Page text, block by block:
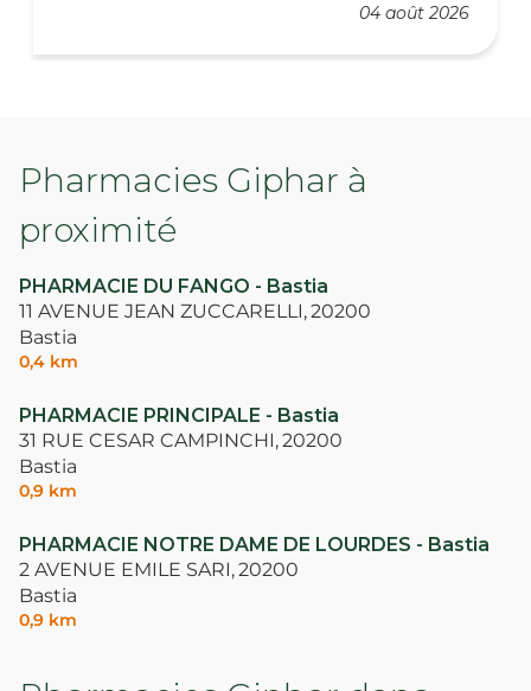
04 août 2026
Pharmacies Giphar à
proximité
PHARMACIE DU FANGO - Bastia
11 AVENUE JEAN ZUCCARELLI,20200
Bastia
0,4 km
PHARMACIE PRINCIPALE - Bastia
31 RUE CESAR CAMPINCHI,20200
Bastia
0,9 km
PHARMACIE NOTRE DAME DE LOURDES - Bastia
2 AVENUE EMILE SARI,20200
Bastia
0,9 km